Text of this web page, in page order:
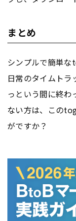
まとめ
シンプルで簡単な
日常のタイムトラ
っという間に終わ
ない方は、この
がですか？